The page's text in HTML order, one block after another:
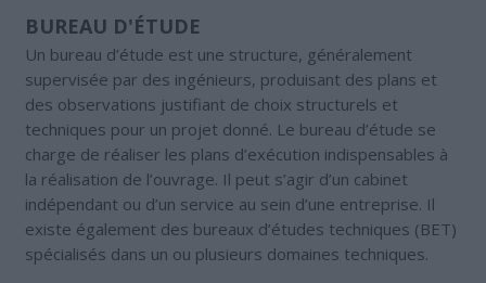
BUREAU D'ÉTUDE
Un bureau d’étude est une structure, généralement
supervisée par des ingénieurs, produisant des plans et
des observations justifiant de choix structurels et
techniques pour un projet donné. Le bureau d’étude se
charge de réaliser les plans d’exécution indispensables à
la réalisation de l’ouvrage. Il peut s’agir d’un cabinet
indépendant ou d’un service au sein d’une entreprise. Il
existe également des bureaux d’études techniques (BET)
spécialisés dans un ou plusieurs domaines techniques.